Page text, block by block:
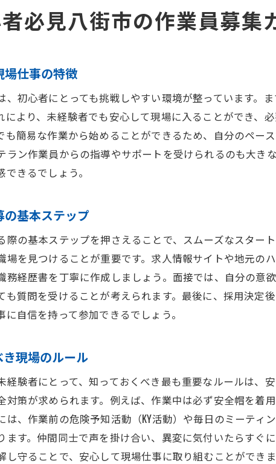
八街市の現場仕事でスキルを発
八街市の現場仕事で新たな職場を見つ
応募書類作成のポイントと注意
現場仕事の面接でのアピールポ
入社後に成功するための現場仕
八街市での現場仕事におけるキ
必見八街市の作業員募集
場仕事の特徴
、初心者にとっても挑戦しやすい環境が整っています。
により、未経験者でも安心して現場に入ることができ、
も簡易な作業から始めることができるため、自分のペー
ラン作業員からの指導やサポートを受けられるのも大き
きるでしょう。
基本ステップ
際の基本ステップを押さえることで、スムーズなスター
場を見つけることが重要です。求人情報サイトや地元の
務経歴書を丁寧に作成しましょう。面接では、自分の意
も質問を受けることが考えられます。最後に、採用決定
自信を持って参加できるでしょう。
現場のルール
経験者にとって、知っておくべき最も重要なルールは、
策が求められます。例えば、作業中は必ず安全帽を着
は、作業前の危険予知活動（KY活動）や毎日のミーテ
ます。仲間同士で声を掛け合い、異変に気付いたらすぐ
守ることで、安心して現場仕事に取り組むことができま